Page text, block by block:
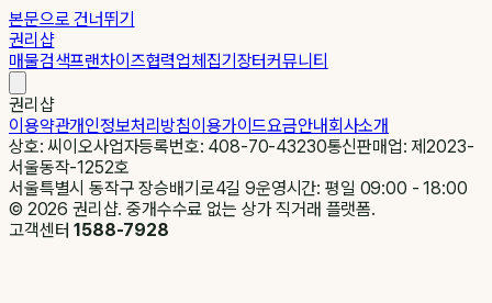
본문으로 건너뛰기
권리샵
매물검색프랜차이즈협력업체집기장터커뮤니티
권리샵
이용약관개인정보처리방침이용가이드요금안내회사소개
상호: 씨이오사업자등록번호: 408-70-43230통신판매업: 제2023-
서울동작-1252호
서울특별시 동작구 장승배기로4길 9운영시간: 평일 09:00 - 18:00
© 2026 권리샵. 중개수수료 없는 상가 직거래 플랫폼.
고객센터1588-7928